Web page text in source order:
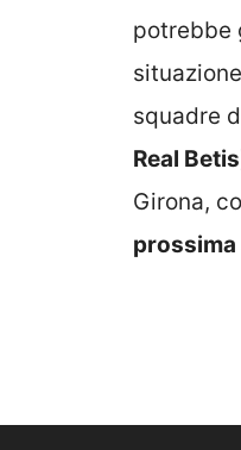
potrebbe
squadre
Real Betis
Girona,